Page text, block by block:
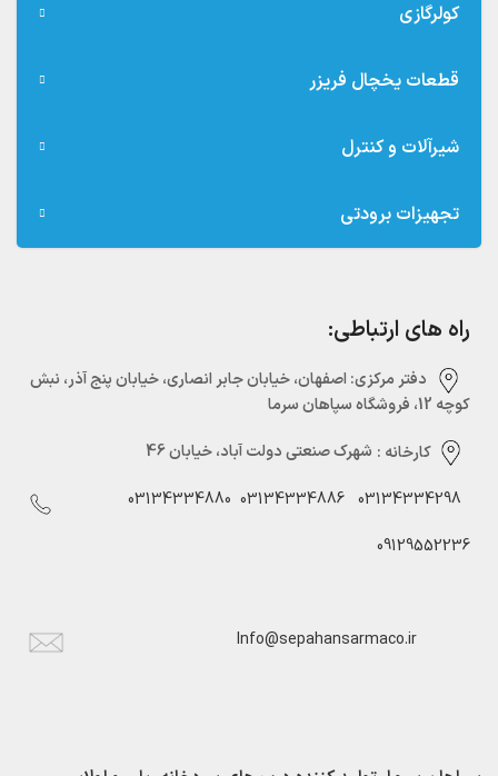
کولرگازی
قطعات یخچال فریزر
شیرآلات و کنترل
تجهیزات برودتی
راه های ارتباطی:
دفتر مرکزی:‌ اصفهان، خیابان جابر انصاری، خیابان پنج آذر، نبش
کوچه 12، فروشگاه سپاهان سرما
کارخانه : شهرک صنعتی دولت آباد، خیابان 46
03134334298
03134334886
03134334880
09129552236
Info@sepahansarmaco.ir